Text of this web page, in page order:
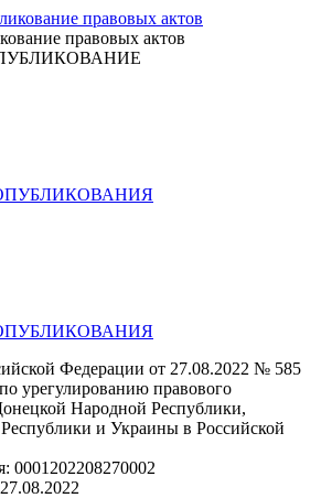
правовых актов
Федерации от 27.08.2022 № 585
урегулированию правового
Народной Республики,
и Украины в Российской
0001202208270002
27.08.2022